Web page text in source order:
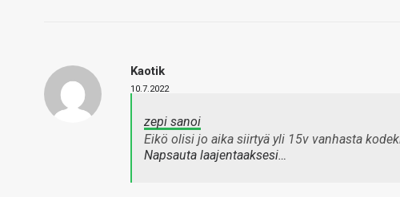
Kaotik
10.7.2022
zepi sanoi
Eikö olisi jo aika siirtyä yli 15v vanhasta
Napsauta laajentaaksesi…